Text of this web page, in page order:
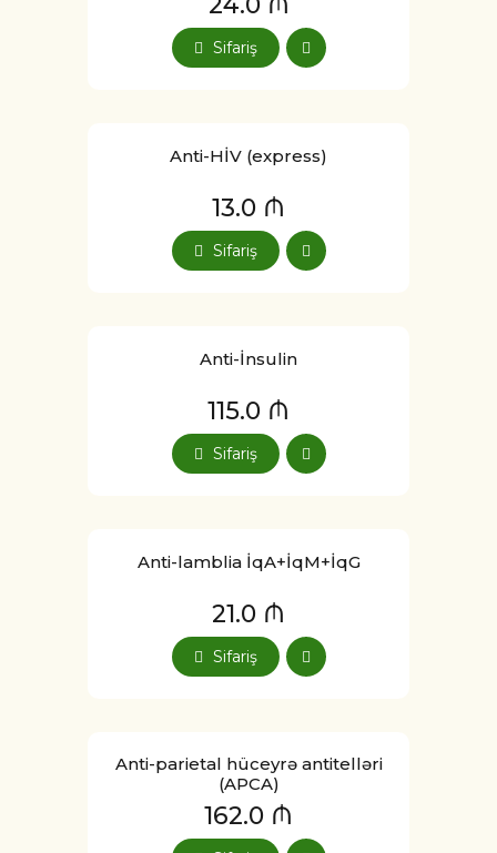
Sifariş
Anti-HİV (express)
13.0 ₼
Sifariş
Anti-İnsulin
115.0 ₼
Sifariş
Anti-lamblia İqA+İqM+İqG
21.0 ₼
Sifariş
Anti-parietal hüceyrə antitelləri
(APCA)
162.0 ₼